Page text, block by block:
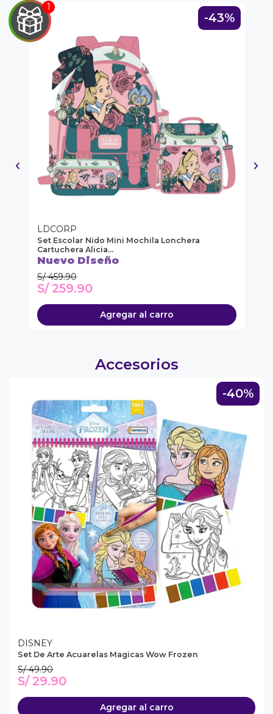
JUGAR
-43%
LDCORP
Set Escolar Nido Mini Mochila Lonchera
Cartuchera Alicia...
Nuevo Diseño
S/ 459.90
S/ 259.90
Agregar al carro
Accesorios
-40%
DISNEY
Set De Arte Acuarelas Magicas Wow Frozen
S/ 49.90
S/ 29.90
Agregar al carro